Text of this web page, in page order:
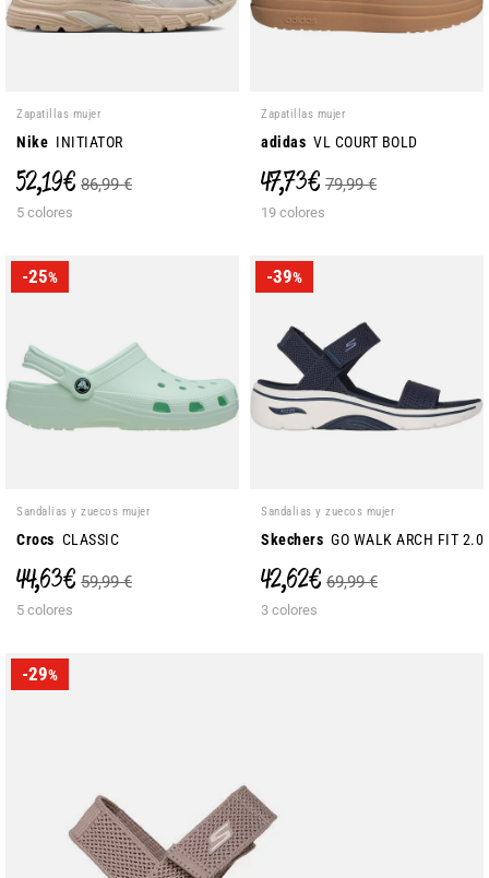
Zapatillas mujer
Nike INITIATOR
52,19 € 86,99 €
5 colores
Zapatillas mujer
adidas VL COURT BOLD
47,73 € 79,99 €
19 colores
-25%
Sandalias y zuecos mujer
Crocs CLASSIC
44,63 € 59,99 €
5 colores
-39%
Sandalias y zuecos mujer
Skechers GO WALK ARCH FIT 2.0
42,62 € 69,99 €
3 colores
-29%